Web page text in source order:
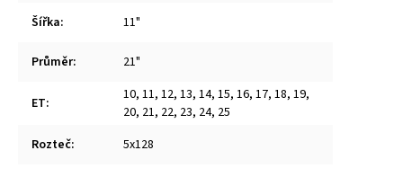
Šířka: 11"
Průměr: 21"
ET: 10, 11, 12, 13, 14, 15, 16, 17, 18, 19,
20, 21, 22, 23, 24, 25
Rozteč: 5x128